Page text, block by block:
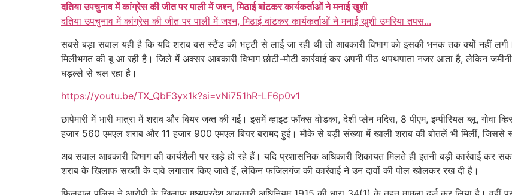
दतिया उपचुनाव में कांग्रेस की जीत पर पाली में जश्न, मिठाई बांटकर कार्यकर्ताओं ने मनाई खुशी
दतिया उपचुनाव में कांग्रेस की जीत पर पाली में जश्न, मिठाई बांटकर कार्यकर्ताओं ने मनाई खुशी उमरिया तपस...
सबसे बड़ा सवाल यही है कि यदि शराब बस स्टैंड की भट्टी से लाई जा रही थी तो आबकारी विभाग को इसकी भनक तक क्यों नहीं
मिलीभगत की बू आ रही है। जिले में अक्सर आबकारी विभाग छोटी-मोटी कार्रवाई कर अपनी पीठ थपथपाता नजर आता है, लेकिन
धड़ल्ले से चल रहा है।
https://youtu.be/TX_QbF3yx1k?si=vNi751hR-LF6p0v1
छापेमारी में भारी मात्रा में शराब और बियर जब्त की गई। इसमें व्हाइट फॉक्स वोडका, देशी प्लेन मदिरा, 8 पीएम, इम्पीरियल ब्लू,
हजार 560 एमएल शराब और 11 हजार 900 एमएल बियर बरामद हुई। मौके से बड़ी संख्या में खाली शराब की बोतलें भी मिलीं, जिससे
अब सवाल आबकारी विभाग की कार्यशैली पर खड़े हो रहे हैं। यदि प्रशासनिक अधिकारी शिकायत मिलते ही इतनी बड़ी कार्रवाई कर
शराब के खिलाफ सख्ती के दावे लगातार किए जाते हैं, लेकिन फजिलगंज की कार्रवाई ने उन दावों की पोल खोलकर रख दी है।